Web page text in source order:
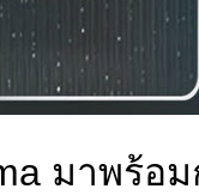
มาพร้อ